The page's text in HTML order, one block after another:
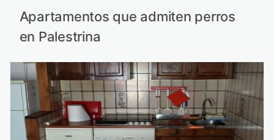
Apartamentos que admiten perros
en Palestrina